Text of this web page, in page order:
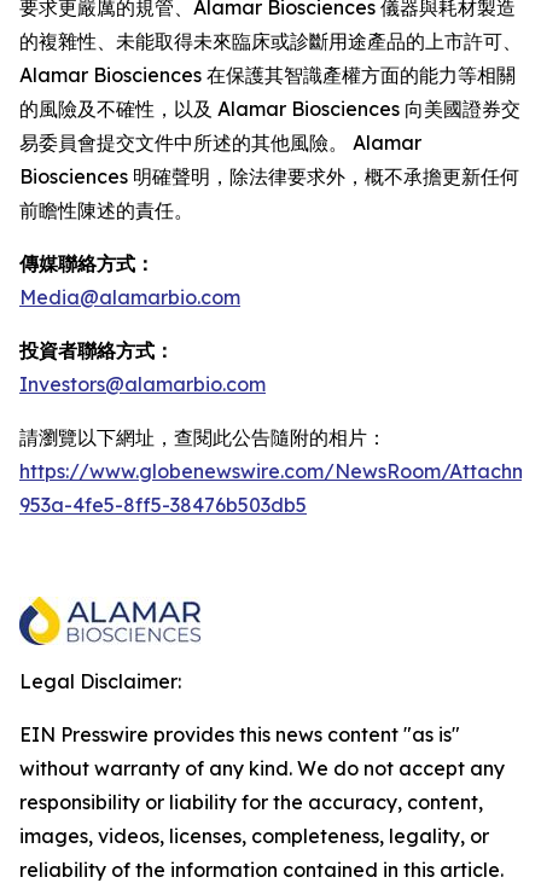
要求更嚴厲的規管、Alamar Biosciences 儀器與耗材製造
的複雜性、未能取得未來臨床或診斷用途產品的上市許可、
Alamar Biosciences 在保護其智識產權方面的能力等相關
的風險及不確性，以及 Alamar Biosciences 向美國證券交
易委員會提交文件中所述的其他風險。 Alamar
Biosciences 明確聲明，除法律要求外，概不承擔更新任何
前瞻性陳述的責任。
傳媒聯絡方式：
Media@alamarbio.com
投資者聯絡方式：
Investors@alamarbio.com
請瀏覽以下網址，查閱此公告隨附的相片：
https://www.globenewswire.com/NewsRoom/
953a-4fe5-8ff5-38476b503db5
Legal Disclaimer:
EIN Presswire provides this news content "as is"
without warranty of any kind. We do not accept any
responsibility or liability for the accuracy, content,
images, videos, licenses, completeness, legality, or
reliability of the information contained in this article.